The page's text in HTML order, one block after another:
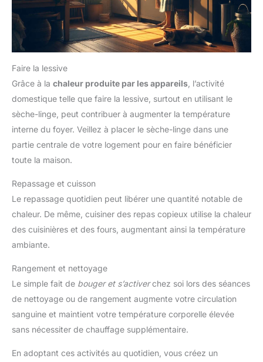
Faire la lessive
Grâce à la chaleur produite par les appareils , l’activité
domestique telle que faire la lessive, surtout en utilisant le
sèche-linge, peut contribuer à augmenter la température
interne du foyer. Veillez à placer le sèche-linge dans une
partie centrale de votre logement pour en faire bénéficier
toute la maison.
Repassage et cuisson
Le repassage quotidien peut libérer une quantité notable de
chaleur. De même, cuisiner des repas copieux utilise la chaleur
des cuisinières et des fours, augmentant ainsi la température
ambiante.
Rangement et nettoyage
Le simple fait de bouger et s’activerchez soi lors des séances
de nettoyage ou de rangement augmente votre circulation
sanguine et maintient votre température corporelle élevée
sans nécessiter de chauffage supplémentaire.
En adoptant ces activités au quotidien, vous créez un